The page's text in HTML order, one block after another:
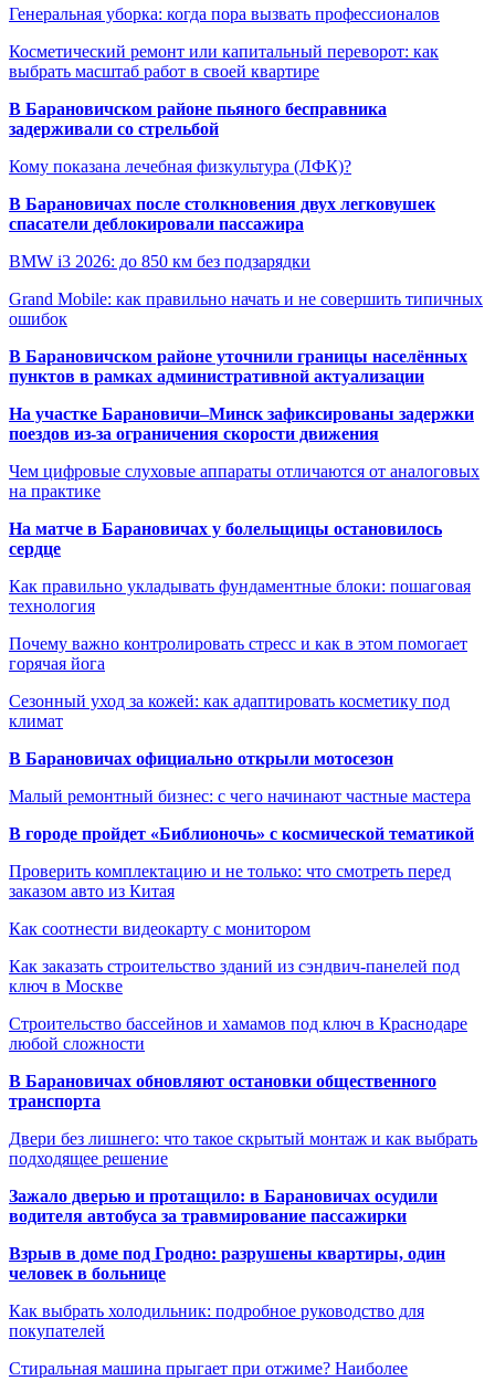
Генеральная уборка: когда пора вызвать профессионалов
Косметический ремонт или капитальный переворот: как
выбрать масштаб работ в своей квартире
В Барановичском районе пьяного бесправника
задерживали со стрельбой
Кому показана лечебная физкультура (ЛФК)?
В Барановичах после столкновения двух легковушек
спасатели деблокировали пассажира
BMW i3 2026: до 850 км без подзарядки
Grand Mobile: как правильно начать и не совершить типичных
ошибок
В Барановичском районе уточнили границы населённых
пунктов в рамках административной актуализации
На участке Барановичи–Минск зафиксированы задержки
поездов из-за ограничения скорости движения
Чем цифровые слуховые аппараты отличаются от аналоговых
на практике
На матче в Барановичах у болельщицы остановилось
сердце
Как правильно укладывать фундаментные блоки: пошаговая
технология
Почему важно контролировать стресс и как в этом помогает
горячая йога
Сезонный уход за кожей: как адаптировать косметику под
климат
В Барановичах официально открыли мотосезон
Малый ремонтный бизнес: с чего начинают частные мастера
В городе пройдет «Библионочь» с космической тематикой
Проверить комплектацию и не только: что смотреть перед
заказом авто из Китая
Как соотнести видеокарту с монитором
Как заказать строительство зданий из сэндвич-панелей под
ключ в Москве
Строительство бассейнов и хамамов под ключ в Краснодаре
любой сложности
В Барановичах обновляют остановки общественного
транспорта
Двери без лишнего: что такое скрытый монтаж и как выбрать
подходящее решение
Зажало дверью и протащило: в Барановичах осудили
водителя автобуса за травмирование пассажирки
Взрыв в доме под Гродно: разрушены квартиры, один
человек в больнице
Как выбрать холодильник: подробное руководство для
покупателей
Стиральная машина прыгает при отжиме? Наиболее